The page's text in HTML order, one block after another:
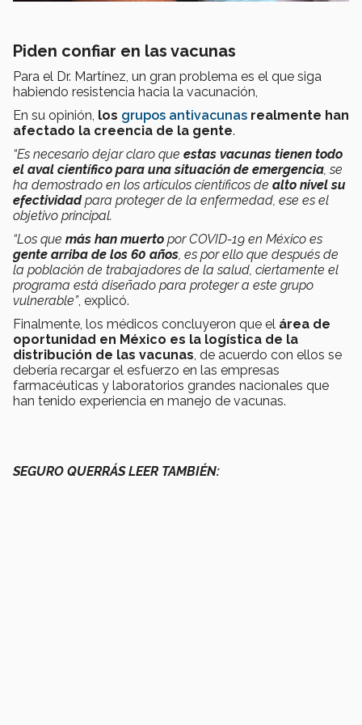
Piden confiar en las vacunas
Para el Dr. Martínez, un gran problema es el que siga
habiendo resistencia hacia la vacunación,
En su opinión, los grupos antivacunas realmente han
afectado la creencia de la gente.
“Es necesario dejar claro que estas vacunas tienen todo
el aval científico para una situación de emergencia, se
ha demostrado en los artículos científicos de alto nivel su
efectividadpara proteger de la enfermedad, ese es el
objetivo principal.
“Los que más han muerto por COVID-19 en México es
gente arriba de los 60 años, es por ello que después de
la población de trabajadores de la salud, ciertamente el
programa está diseñado para proteger a este grupo
vulnerable”, explicó.
Finalmente, los médicos concluyeron que el área de
oportunidad en México es la logística de la
distribución de las vacunas, de acuerdo con ellos se
debería recargar el esfuerzo en las empresas
farmacéuticas y laboratorios grandes nacionales que
han tenido experiencia en manejo de vacunas.
SEGURO QUERRÁS LEER TAMBIÉN: